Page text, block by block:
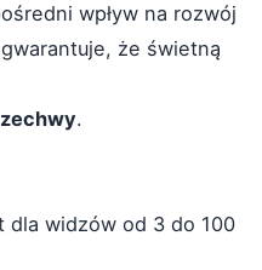
wpływ na rozwój
że świetną
.
dla widzów od 3 do 100